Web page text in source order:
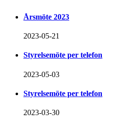
Årsmöte 2023
2023-05-21
Styrelsemöte per telefon
2023-05-03
Styrelsemöte per telefon
2023-03-30